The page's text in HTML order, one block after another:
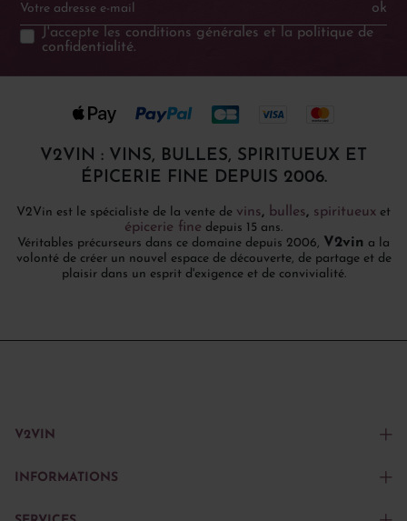
ok
J'accepte les conditions générales et la politique de
confidentialité.
V2VIN : VINS, BULLES, SPIRITUEUX ET
ÉPICERIE FINE DEPUIS 2006.
V2Vin est le spécialiste de la vente de vins, bulles, spiritueux et
épicerie fine depuis 15 ans.
Véritables précurseurs dans ce domaine depuis 2006, V2vin a la
volonté de créer un nouvel espace de découverte, de partage et de
plaisir dans un esprit d'exigence et de convivialité.
V2VIN
INFORMATIONS